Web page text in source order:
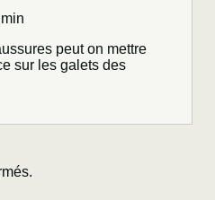
peut on mettre
sur les galets des